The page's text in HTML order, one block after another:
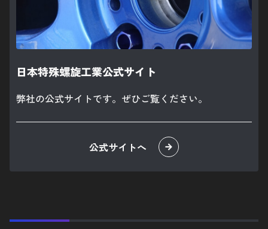
日本特殊螺旋工業公式サイト
弊社の公式サイトです。ぜひご覧ください。